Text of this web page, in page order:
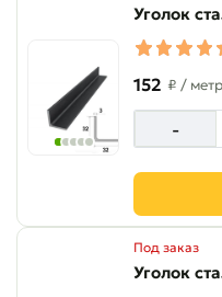
Уголок
152 ₽ / метр
-
Под заказ
Уголок